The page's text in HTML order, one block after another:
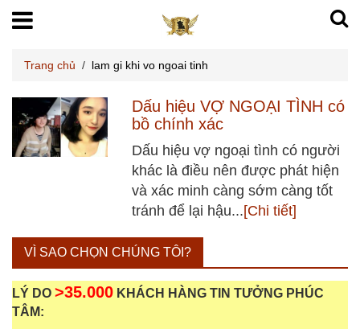
Trang chủ / lam gi khi vo ngoai tinh
Dấu hiệu VỢ NGOẠI TÌNH có
bồ chính xác
Dấu hiệu vợ ngoại tình có người
khác là điều nên được phát hiện
và xác minh càng sớm càng tốt
tránh để lại hậu...[Chi tiết]
VÌ SAO CHỌN CHÚNG TÔI?
LÝ DO >35.000 KHÁCH HÀNG TIN TƯỞNG PHÚC
TÂM: